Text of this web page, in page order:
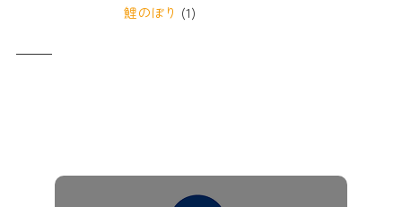
鯉のぼり (1)